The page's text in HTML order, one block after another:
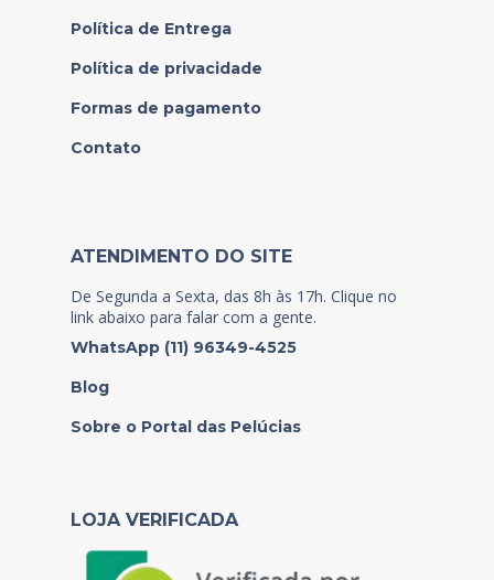
Política de Entrega
Política de privacidade
Formas de pagamento
Contato
ATENDIMENTO DO SITE
De Segunda a Sexta, das 8h às 17h. Clique no
link abaixo para falar com a gente.
WhatsApp (11) 96349-4525
Blog
Sobre o Portal das Pelúcias
LOJA VERIFICADA